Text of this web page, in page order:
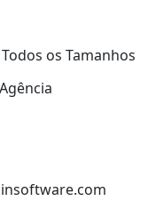
os Tamanhos